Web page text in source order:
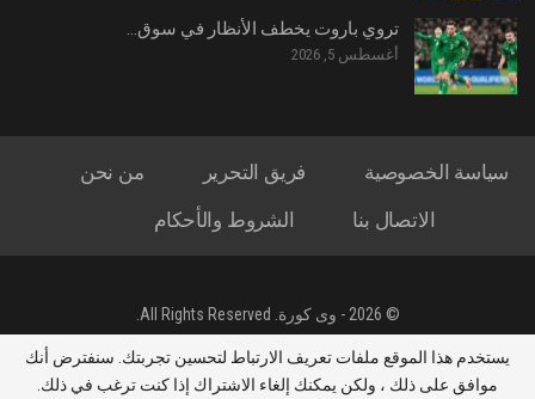
تروي باروت يخطف الأنظار في سوق…
أغسطس 5, 2026
سياسة الخصوصية فريق التحرير
من نحن
الاتصال بنا
الشروط والأحكام
© 2026 - وى كورة. All Rights Reserved.
جميع الحقوق محفوظة لموقع وى كورة - تصميم : ياسين محمد الشحات
العريني
يستخدم هذا الموقع ملفات تعريف الارتباط لتحسين تجربتك. سنفترض أنك
موافق على ذلك ، ولكن يمكنك إلغاء الاشتراك إذا كنت ترغب في ذلك.